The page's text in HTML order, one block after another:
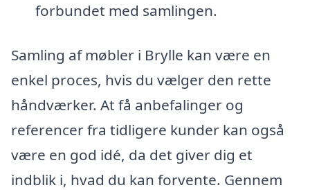
forbundet med samlingen.
Samling af møbler i Brylle kan være en
enkel proces, hvis du vælger den rette
håndværker. At få anbefalinger og
referencer fra tidligere kunder kan også
være en god idé, da det giver dig et
indblik i, hvad du kan forvente. Gennem